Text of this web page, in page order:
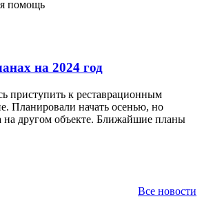
помощь
на 2024 год
приступить к реставрационным
Планировали начать осенью, но
на другом объекте. Ближайшие планы
Все новости